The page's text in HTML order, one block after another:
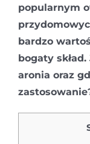
popularnym
bardzo
bogaty
aronia oraz